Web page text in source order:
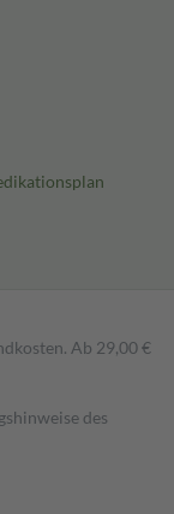
Ab 29,00 €
des